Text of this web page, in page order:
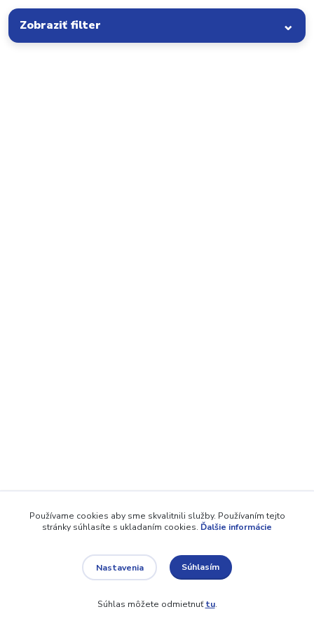
Zobraziť filter
Používame cookies aby sme skvalitnili služby. Používaním tejto
stránky súhlasíte s ukladaním cookies. Ďalšie informácie
Nastavenia Súhlasím
Súhlas môžete odmietnuťtu.